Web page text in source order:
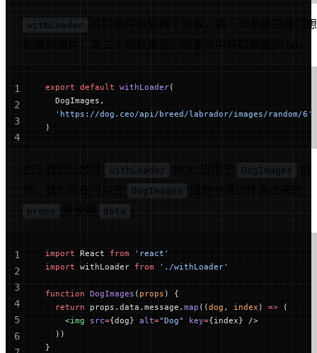
withLoader
高阶组件接受两个参数，第一个参数是我们
包裹的组件，第二个参数是我们想要从中获取数据的 url。
export default withLoader(
  DogImages,
  'https://dog.ceo/api/breed/labrador/images/random/6'
)
1
2
3
4
由于我们已经将 withLoader DogImages
件，我们现在可以在
DogImages 组件中通过传递过来的
props 来使用 data 。
import React from 'react'
import withLoader from './withLoader'
function DogImages ( props ) {
  return
props.data.message. map ((dog , index ) => (
    <
img src={dog} alt="Dog" key={index} />
  ))
}
1
2
3
4
5
6